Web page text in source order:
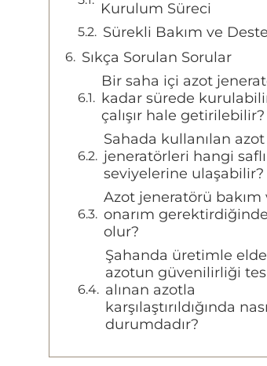
Kurulum Süreci
Sürekli Bakım ve
Sıkça Sorulan Sorular
Bir saha içi azot
kadar sürede
çalışır hale getirilebilir?
Sahada kullanılan azot
jeneratörleri hangi
seviyelerine ulaşabilir?
Azot jeneratörü bakım
onarım
olur?
Şahanda üretimle
azotun güvenilirliği
alınan azotla
karşılaştırıldığında
durumdadır?